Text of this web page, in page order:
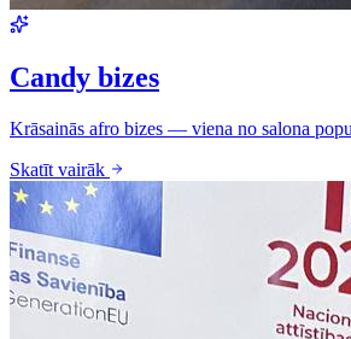
Candy bizes
Krāsainās afro bizes — viena no salona
Skatīt vairāk